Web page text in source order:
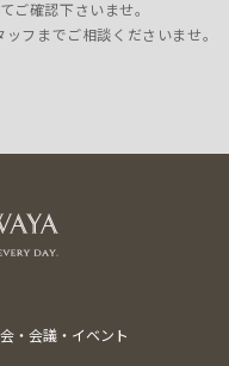
ご確認下さいませ。
フまでご相談くださいませ。
・会議・イベント